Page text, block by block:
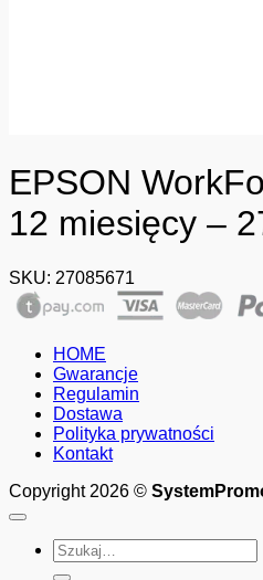
EPSON
12 miesięcy –
SKU: 27085671
HOME
Gwarancje
Regulamin
Dostawa
Polityka prywatności
Kontakt
Copyright 2026 ©
Szukaj: